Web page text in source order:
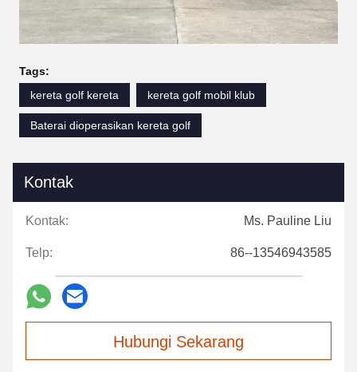
Tags:
kereta golf kereta
kereta golf mobil klub
Baterai dioperasikan kereta golf
Kontak
Kontak: Ms. Pauline Liu
Telp: 86--13546943585
Hubungi Sekarang